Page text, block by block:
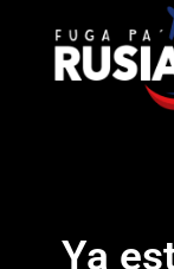
contenido
Ya